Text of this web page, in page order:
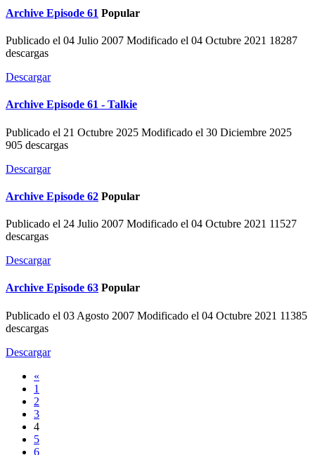
Archive Episode 61 Popular
Publicado el 04 Julio 2007 Modificado el 04 Octubre 2021 18287
descargas
Descargar
Archive Episode 61 - Talkie
Publicado el 21 Octubre 2025 Modificado el 30 Diciembre 2025
905 descargas
Descargar
Archive Episode 62 Popular
Publicado el 24 Julio 2007 Modificado el 04 Octubre 2021 11527
descargas
Descargar
Archive Episode 63 Popular
Publicado el 03 Agosto 2007 Modificado el 04 Octubre 2021 11385
descargas
Descargar
«
1
2
3
4
5
6